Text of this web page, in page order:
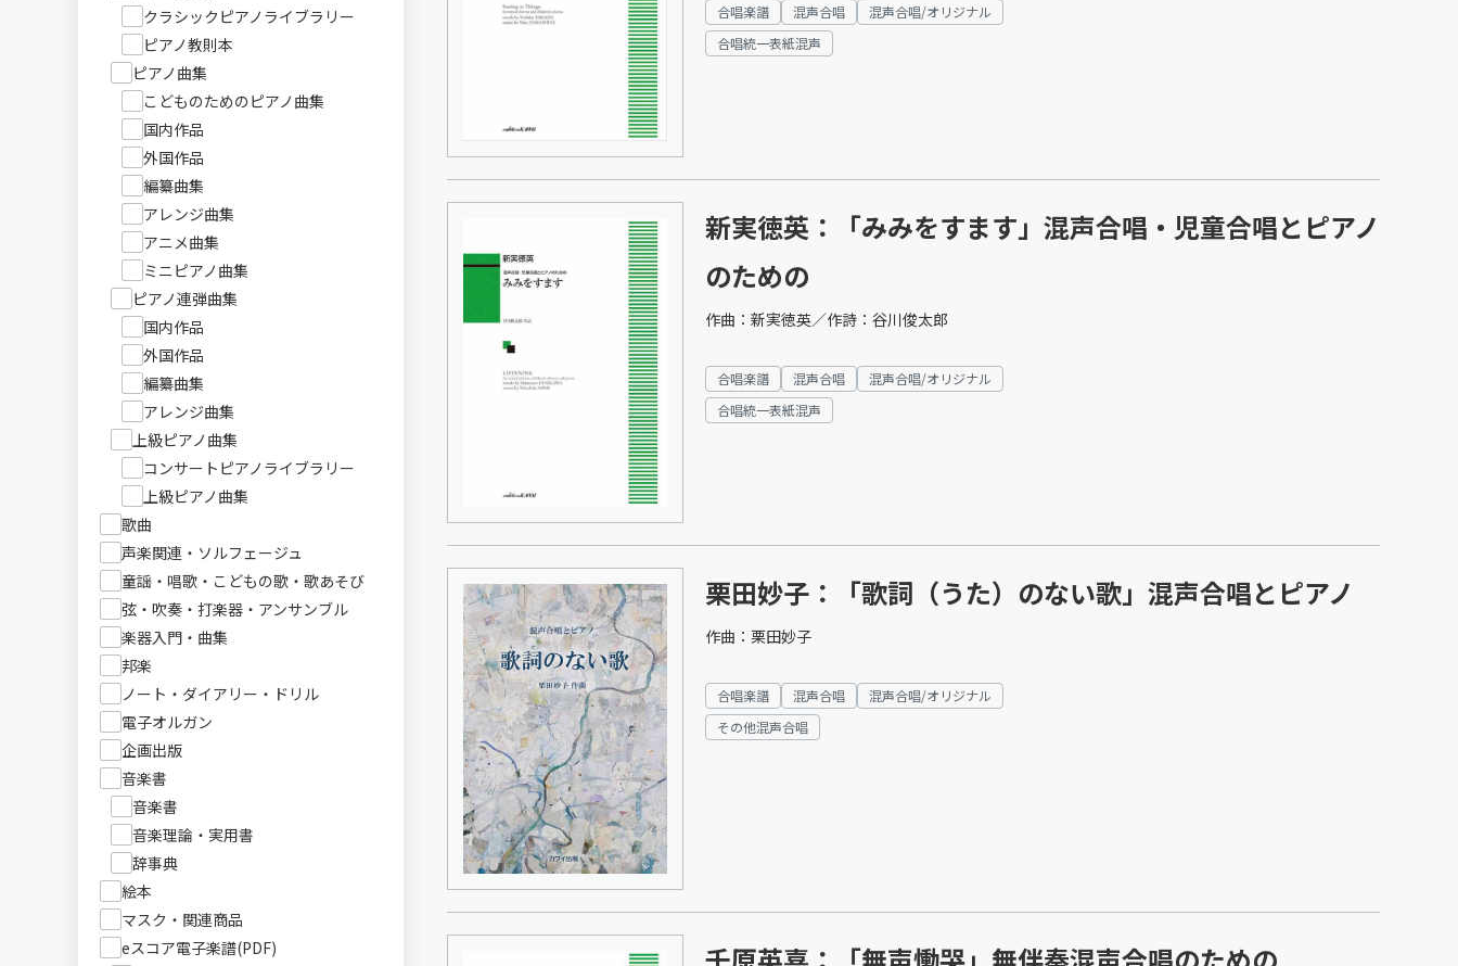
合唱楽譜 混声合唱
混声合唱/オリジナル
合唱統一表紙混声
新実徳英：「みみをすます」混声合唱・児童合唱とピアノ
のための
作曲：新実徳英／作詩：谷川俊太郎
合唱楽譜 混声合唱
混声合唱/オリジナル
合唱統一表紙混声
栗田妙子：「歌詞（うた）のない歌」混声合唱とピアノ
作曲：栗田妙子
合唱楽譜 混声合唱
混声合唱/オリジナル
その他混声合唱
千原英喜：「無声慟哭」無伴奏混声合唱のための
クラシックピアノライブラリー
ピアノ教則本
ピアノ曲集
こどものためのピアノ曲集
国内作品
外国作品
編纂曲集
アレンジ曲集
アニメ曲集
ミニピアノ曲集
ピアノ連弾曲集
国内作品
外国作品
編纂曲集
アレンジ曲集
上級ピアノ曲集
コンサートピアノライブラリー
上級ピアノ曲集
歌曲
声楽関連・ソルフェージュ
童謡・唱歌・こどもの歌・歌あそび
弦・吹奏・打楽器・アンサンブル
楽器入門・曲集
邦楽
ノート・ダイアリー・ドリル
電子オルガン
企画出版
音楽書
音楽書
音楽理論・実用書
辞事典
絵本
マスク・関連商品
eスコア電子楽譜(PDF)